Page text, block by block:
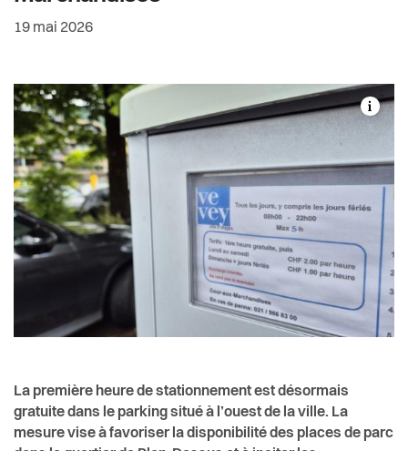
Règlements
Date de rédaction:
19 mai 2026
La première heure de stationnement est désormais
gratuite dans le parking situé à l’ouest de la ville. La
mesure vise à favoriser la disponibilité des places de parc